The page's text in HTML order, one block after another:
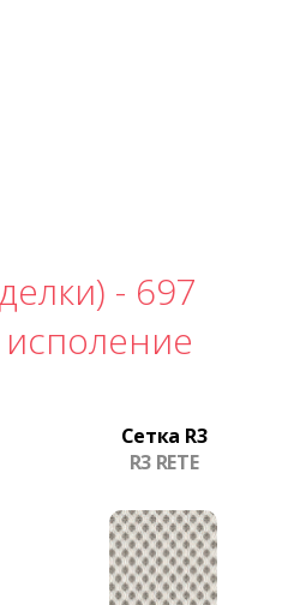
- 697
Сетка R3
R3 RETE